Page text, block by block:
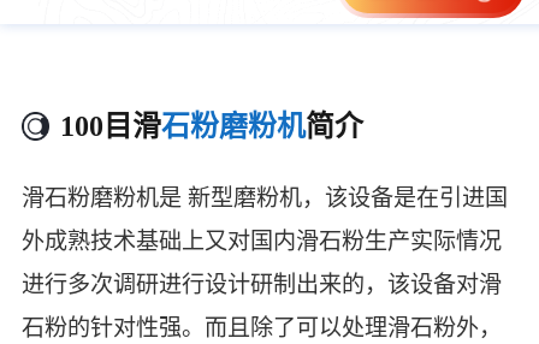
100目滑石粉磨粉机简介
滑石粉磨粉机是 新型磨粉机，该设备是在引进国
外成熟技术基础上又对国内滑石粉生产实际情况
进行多次调研进行设计研制出来的，该设备对滑
石粉的针对性强。而且除了可以处理滑石粉外，